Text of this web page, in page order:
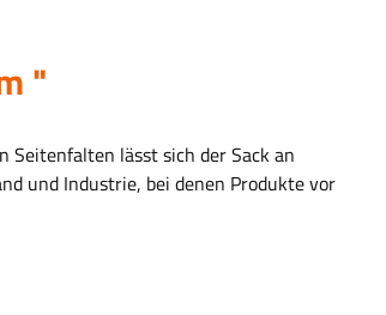
"
Seitenfalten lässt sich der Sack an
und Industrie, bei denen Produkte vor